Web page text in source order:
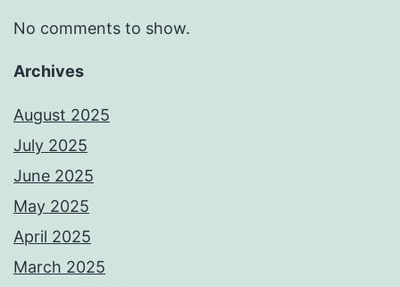
No comments to show.
Archives
August 2025
July 2025
June 2025
May 2025
April 2025
March 2025